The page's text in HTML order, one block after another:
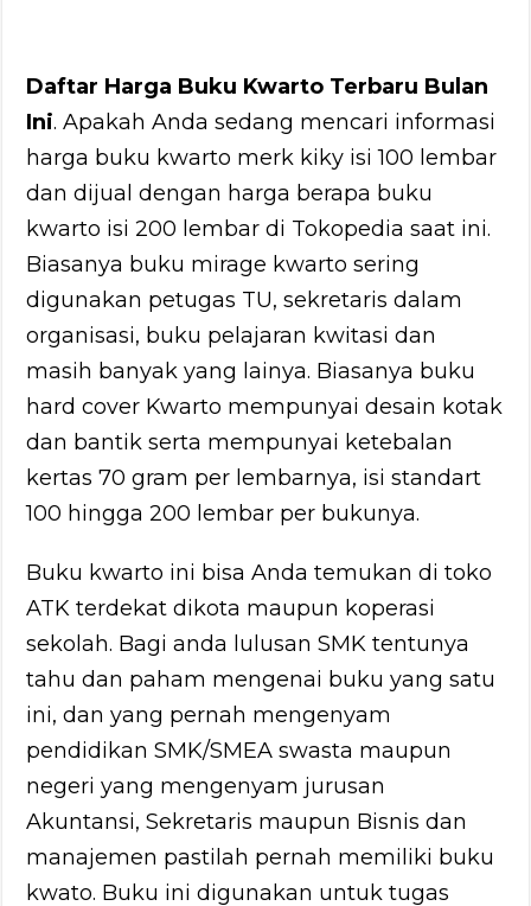
Daftar Harga Buku Kwarto Terbaru Bulan
Ini. Apakah Anda sedang mencari informasi
harga buku kwarto merk kiky isi 100 lembar
dan dijual dengan harga berapa buku
kwarto isi 200 lembar di Tokopedia saat ini.
Biasanya buku mirage kwarto sering
digunakan petugas TU, sekretaris dalam
organisasi, buku pelajaran kwitasi dan
masih banyak yang lainya. Biasanya buku
hard cover Kwarto mempunyai desain kotak
dan bantik serta mempunyai ketebalan
kertas 70 gram per lembarnya, isi standart
100 hingga 200 lembar per bukunya.
Buku kwarto ini bisa Anda temukan di toko
ATK terdekat dikota maupun koperasi
sekolah. Bagi anda lulusan SMK tentunya
tahu dan paham mengenai buku yang satu
ini, dan yang pernah mengenyam
pendidikan SMK/SMEA swasta maupun
negeri yang mengenyam jurusan
Akuntansi, Sekretaris maupun Bisnis dan
manajemen pastilah pernah memiliki buku
kwato. Buku ini digunakan untuk tugas